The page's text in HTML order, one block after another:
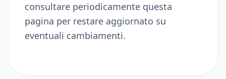
consultare periodicamente questa
pagina per restare aggiornato su
eventuali cambiamenti.